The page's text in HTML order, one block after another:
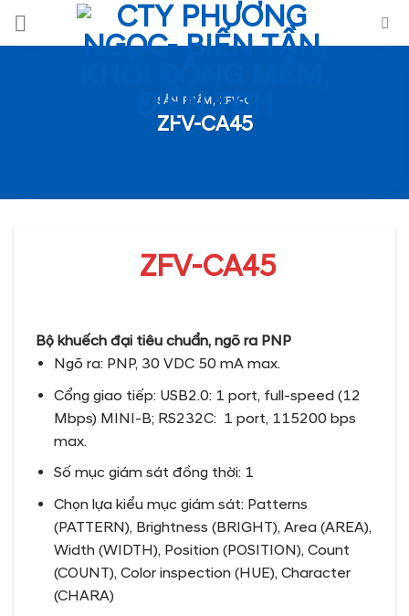
SẢN PHẨM, ZFV-C
ZFV-CA45
ZFV-CA45
Bộ khuếch đại tiêu chuẩn, ngõ ra PNP
Ngõ ra: PNP, 30 VDC 50 mA max.
Cổng giao tiếp: USB2.0: 1 port, full-speed (12
Mbps) MINI-B; RS232C: 1 port, 115200 bps
max.
Số mục giám sát đồng thời: 1
Chọn lựa kiểu mục giám sát: Patterns
(PATTERN), Brightness (BRIGHT), Area (AREA),
Width (WIDTH), Position (POSITION), Count
(COUNT), Color inspection (HUE), Character
(CHARA)